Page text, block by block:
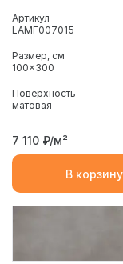
Артикул
LAMF007015
Размер, см
100x300
Поверхность
матовая
7 110 ₽/м²
В корзину